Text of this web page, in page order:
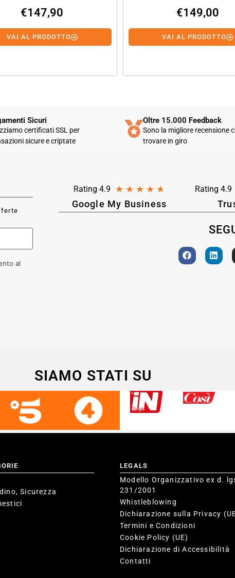
€147,90
VAI AL PRODOTTO
€149,00
VAI AL PRODOTTO
Sicuri
certificati SSL per
sicure e criptate
Oltre 15.000 Feedback
Sono la migliore recensione
trovare in giro
al
Rating 4.9 ★ ★ ★ ★ ★
Google My Business
Rating 4.9
SIAMO STATI SU
Sicurezza
LEGALS
Modello Organizzativo ex d.
231/2001
Whistleblowing
Dichiarazione sulla Privacy
Termini e Condizioni
Cookie Policy (UE)
Dichiarazione di Accessibilità
Contatti